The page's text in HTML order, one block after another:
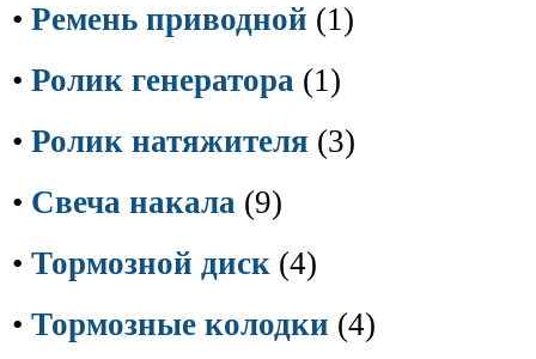
• Ремень приводной (1)
• Ролик генератора (1)
• Ролик натяжителя (3)
• Свеча накала (9)
• Тормозной диск (4)
• Тормозные колодки (4)